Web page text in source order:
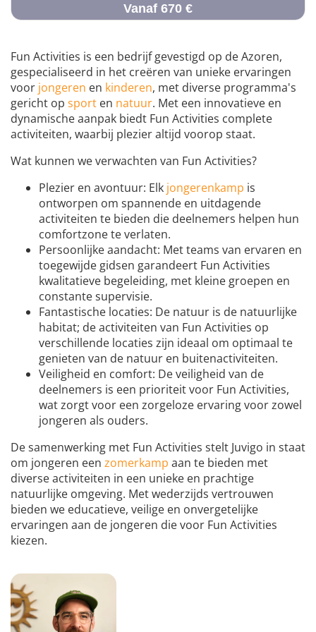
Vanaf 670 €
Fun Activities is een bedrijf gevestigd op de Azoren,
gespecialiseerd in het creëren van unieke ervaringen
voor jongeren en kinderen, met diverse programma's
gericht op sport en natuur. Met een innovatieve en
dynamische aanpak biedt Fun Activities complete
activiteiten, waarbij plezier altijd voorop staat.
Wat kunnen we verwachten van Fun Activities?
Plezier en avontuur: Elk jongerenkamp is
ontworpen om spannende en uitdagende
activiteiten te bieden die deelnemers helpen hun
comfortzone te verlaten.
Persoonlijke aandacht: Met teams van ervaren en
toegewijde gidsen garandeert Fun Activities
kwalitatieve begeleiding, met kleine groepen en
constante supervisie.
Fantastische locaties: De natuur is de natuurlijke
habitat; de activiteiten van Fun Activities op
verschillende locaties zijn ideaal om optimaal te
genieten van de natuur en buitenactiviteiten.
Veiligheid en comfort: De veiligheid van de
deelnemers is een prioriteit voor Fun Activities,
wat zorgt voor een zorgeloze ervaring voor zowel
jongeren als ouders.
De samenwerking met Fun Activities stelt Juvigo in staat
om jongeren een zomerkamp aan te bieden met
diverse activiteiten in een unieke en prachtige
natuurlijke omgeving. Met wederzijds vertrouwen
bieden we educatieve, veilige en onvergetelijke
ervaringen aan de jongeren die voor Fun Activities
kiezen.